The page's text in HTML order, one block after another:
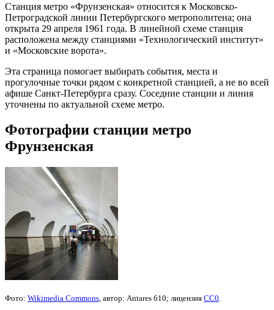
Станция метро «Фрунзенская» относится к Московско-
Петроградской линии Петербургского метрополитена; она
открыта 29 апреля 1961 года. В линейной схеме станция
расположена между станциями «Технологический институт»
и «Московские ворота».
Эта страница помогает выбирать события, места и
прогулочные точки рядом с конкретной станцией, а не во всей
афише Санкт-Петербурга сразу. Соседние станции и линия
уточнены по актуальной схеме метро.
Фотографии станции метро
Фрунзенская
Фото: Wikimedia Commons, автор: Antares 610; лицензия CC0.